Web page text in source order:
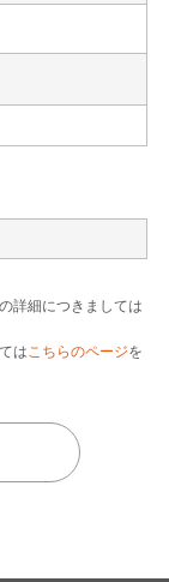
詳細につきましては
はこちらのページを